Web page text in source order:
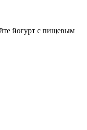
йогурт с пищевым